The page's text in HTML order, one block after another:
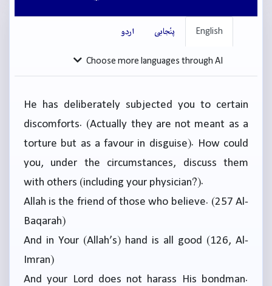
English پنْجابی اردو
Choose more languages through AI
He has deliberately subjected you to certain
discomforts. (Actually they are not meant as a
torture but as a favour in disguise). How could
you, under the circumstances, discuss them
with others (including your physician?).
Allah is the friend of those who believe. (257 Al-
Baqarah)
And in Your (Allah’s) hand is all good (126, Al-
Imran)
And your Lord does not harass His bondman.